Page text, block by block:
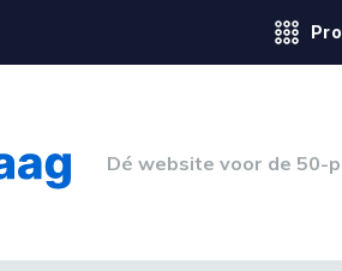
Dé website voor de 50-